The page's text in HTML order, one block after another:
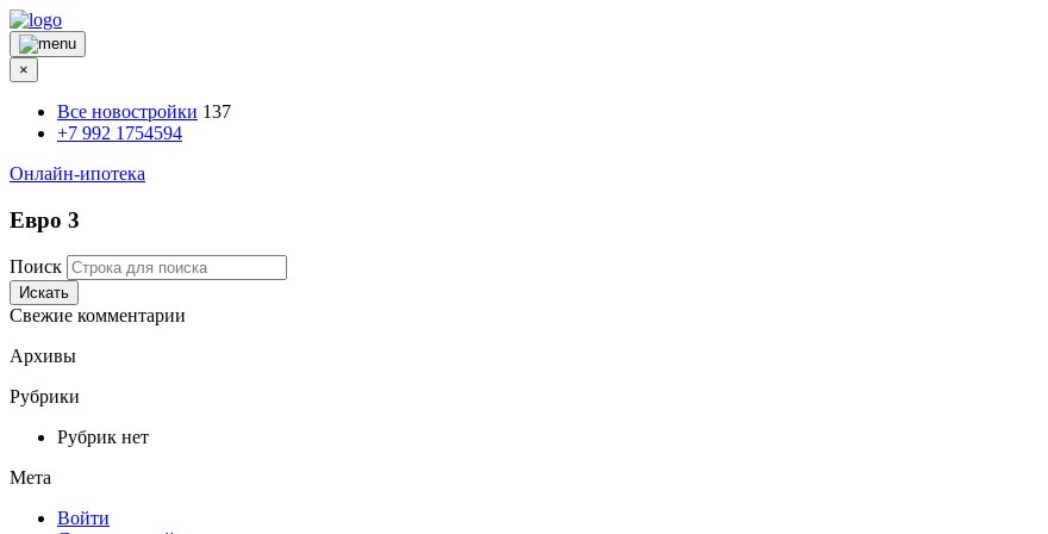
×
Все новостройки 137
+7 992 1754594
Онлайн-ипотека
Евро 3
Поиск
Искать
Свежие комментарии
Архивы
Рубрики
Рубрик нет
Мета
Войти